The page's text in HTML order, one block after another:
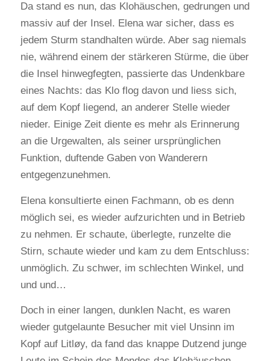
Da stand es nun, das Klohäuschen, gedrungen und
massiv auf der Insel. Elena war sicher, dass es
jedem Sturm standhalten würde. Aber sag niemals
nie, während einem der stärkeren Stürme, die über
die Insel hinwegfegten, passierte das Undenkbare
eines Nachts: das Klo flog davon und liess sich,
auf dem Kopf liegend, an anderer Stelle wieder
nieder. Einige Zeit diente es mehr als Erinnerung
an die Urgewalten, als seiner ursprünglichen
Funktion, duftende Gaben von Wanderern
entgegenzunehmen.
Elena konsultierte einen Fachmann, ob es denn
möglich sei, es wieder aufzurichten und in Betrieb
zu nehmen. Er schaute, überlegte, runzelte die
Stirn, schaute wieder und kam zu dem Entschluss:
unmöglich. Zu schwer, im schlechten Winkel, und
und und…
Doch in einer langen, dunklen Nacht, es waren
wieder gutgelaunte Besucher mit viel Unsinn im
Kopf auf Litløy, da fand das knappe Dutzend junge